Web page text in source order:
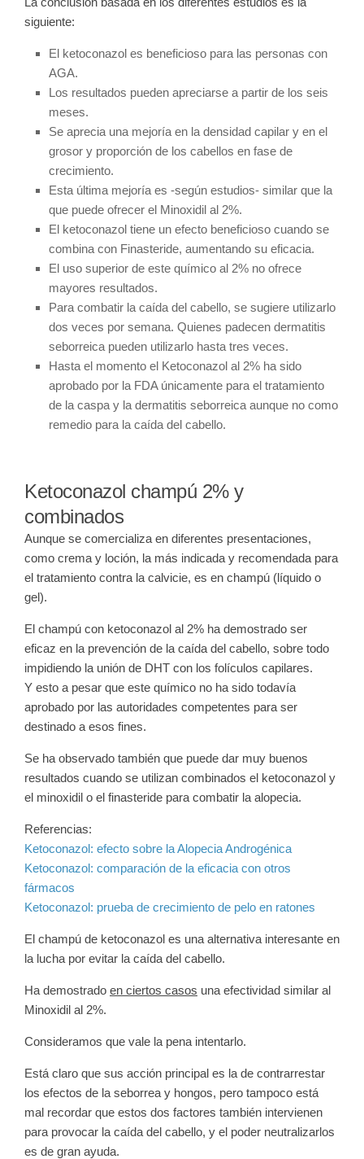
siguiente:
El ketoconazol es beneficioso para las personas con
AGA.
Los resultados pueden apreciarse a partir de los seis
meses.
Se aprecia una mejoría en la densidad capilar y en el
grosor y proporción de los cabellos en fase de
crecimiento.
Esta última mejoría es -según estudios- similar que la
que puede ofrecer el Minoxidil al 2%.
El ketoconazol tiene un efecto beneficioso cuando se
combina con Finasteride, aumentando su eficacia.
El uso superior de este químico al 2% no ofrece
mayores resultados.
Para combatir la caída del cabello, se sugiere utilizarlo
dos veces por semana. Quienes padecen dermatitis
seborreica pueden utilizarlo hasta tres veces.
Hasta el momento el Ketoconazol al 2% ha sido
aprobado por la FDA únicamente para el tratamiento
de la caspa y la dermatitis seborreica aunque no como
remedio para la caída del cabello.
Ketoconazol champú 2% y
combinados
Aunque se comercializa en diferentes presentaciones,
como crema y loción, la más indicada y recomendada para
el tratamiento contra la calvicie, es en champú (líquido o
gel).
El champú con ketoconazol al 2% ha demostrado ser
eficaz en la prevención de la caída del cabello, sobre todo
impidiendo la unión de DHT con los folículos capilares.
Y esto a pesar que este químico no ha sido todavía
aprobado por las autoridades competentes para ser
destinado a esos fines.
Se ha observado también que puede dar muy buenos
resultados cuando se utilizan combinados el ketoconazol y
el minoxidil o el finasteride para combatir la alopecia.
Referencias:
Ketoconazol: efecto sobre la Alopecia Androgénica
Ketoconazol: comparación de la eficacia con otros
fármacos
Ketoconazol: prueba de crecimiento de pelo en ratones
El champú de ketoconazol es una alternativa interesante en
la lucha por evitar la caída del cabello.
Ha demostrado en ciertos casos una efectividad similar al
Minoxidil al 2%.
Consideramos que vale la pena intentarlo.
Está claro que sus acción principal es la de contrarrestar
los efectos de la seborrea y hongos, pero tampoco está
mal recordar que estos dos factores también intervienen
para provocar la caída del cabello, y el poder neutralizarlos
es de gran ayuda.